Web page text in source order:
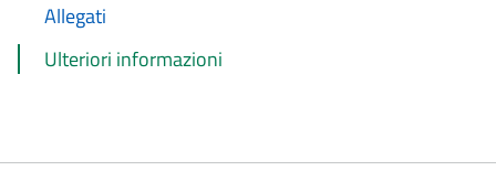
Allegati
Ulteriori informazioni